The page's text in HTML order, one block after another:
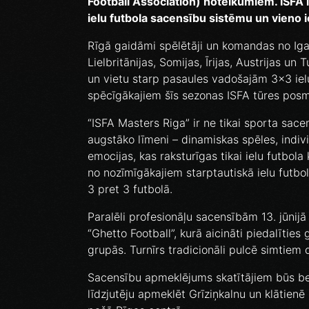
ielu futbola sacensību sistēmu un vieno
Rīgā gaidāmi spēlētāji un komandas no
Lielbritānijas, Somijas, Īrijas, Austrijas un
un vietu starp pasaules vadošajām 3x3
spēcīgākajiem šīs sezonas ISFA tūres
“ISFA Masters Riga” ir ne tikai sporta
augstāko līmeni – dinamiskas spēles,
emocijas, kas raksturīgas tikai ielu
no nozīmīgākajiem starptautiskā ielu
3 pret 3 futbolā.
Paralēli profesionāļu sacensībām 13.
“Ghetto Football”, kurā aicināti
grupās. Turnīrs tradicionāli pulcē
Sacensību apmeklējums skatītājiem būs
līdzjutēju apmeklēt Grīziņkalnu un